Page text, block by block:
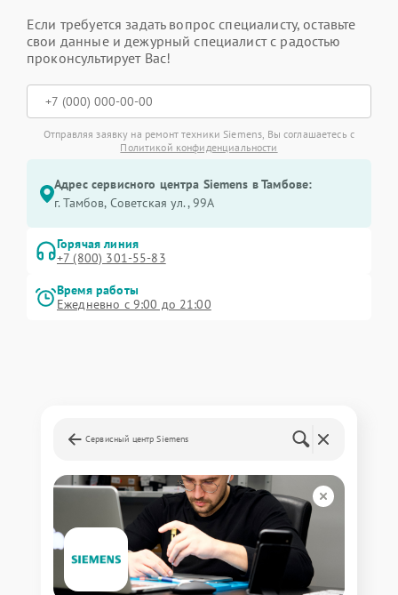
Если требуется задать вопрос специалисту, оставьте
свои данные и дежурный специалист с радостью
проконсультирует Вас!
Отправляя заявку на ремонт техники Siemens, Вы соглашаетесь с
Политикой конфиденциальности
Адрес сервисного центра Siemens в Тамбове:
г. Тамбов, Советская ул., 99А
Горячая линия
+7 (800) 301-55-83
Время работы
Ежедневно с 9:00 до 21:00
Сервисный центр Siemens